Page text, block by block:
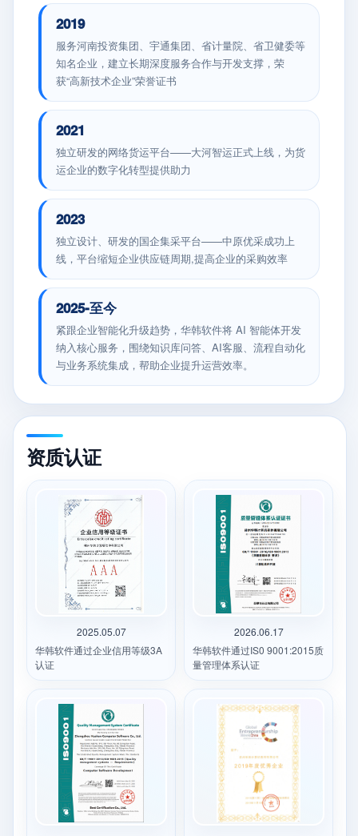
2019
服务河南投资集团、宇通集团、省计量院、省卫健委等
知名企业，建立长期深度服务合作与开发支撑，荣
获“高新技术企业”荣誉证书
2021
独立研发的网络货运平台——大河智运正式上线，为货
运企业的数字化转型提供助力
2023
独立设计、研发的国企集采平台——中原优采成功上
线，平台缩短企业供应链周期,提高企业的采购效率
2025-至今
紧跟企业智能化升级趋势，华韩软件将 AI 智能体开发
纳入核心服务，围绕知识库问答、AI客服、流程自动化
与业务系统集成，帮助企业提升运营效率。
资质认证
2025.05.07
华韩软件通过企业信用等级3A
认证
2026.06.17
华韩软件通过IS0 9001:2015质
量管理体系认证